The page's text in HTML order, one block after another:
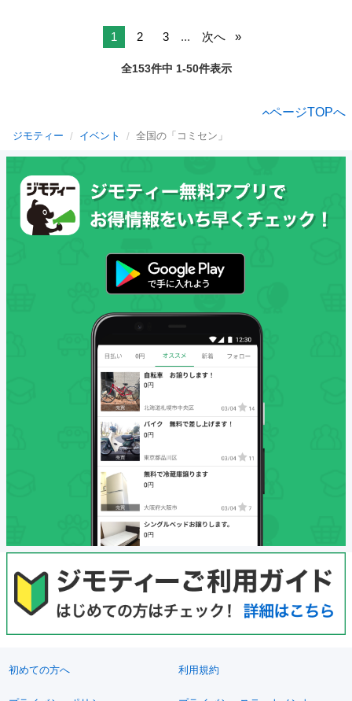
1 2 3 ... 次へ
全153件中 1-50件表示
ページTOPへ
ジモティー イベント 全国の「コミセン」
初めての方へ 利用規約